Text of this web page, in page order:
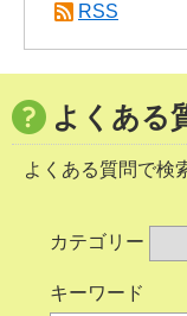
RSS
よくある
よくある質問で検
カテゴリー
キーワード